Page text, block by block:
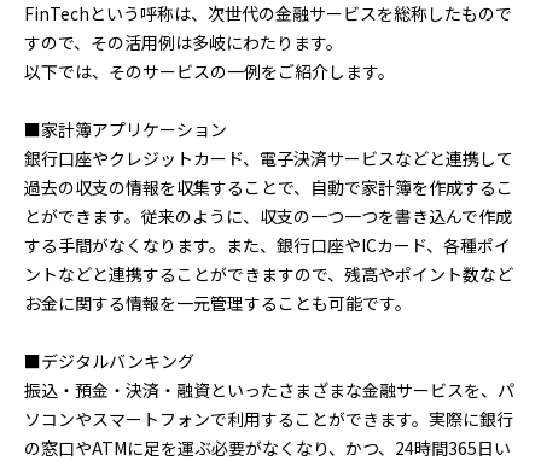
FinTechという呼称は、次世代の金融サービスを総称したもので
すので、その活用例は多岐にわたります。
以下では、そのサービスの一例をご紹介します。
■家計簿アプリケーション
銀行口座やクレジットカード、電子決済サービスなどと連携して
過去の収支の情報を収集することで、自動で家計簿を作成するこ
とができます。従来のように、収支の一つ一つを書き込んで作成
する手間がなくなります。また、銀行口座やICカード、各種ポイ
ントなどと連携することができますので、残高やポイント数など
お金に関する情報を一元管理することも可能です。
■デジタルバンキング
振込・預金・決済・融資といったさまざまな金融サービスを、パ
ソコンやスマートフォンで利用することができます。実際に銀行
の窓口やATMに足を運ぶ必要がなくなり、かつ、24時間365日い